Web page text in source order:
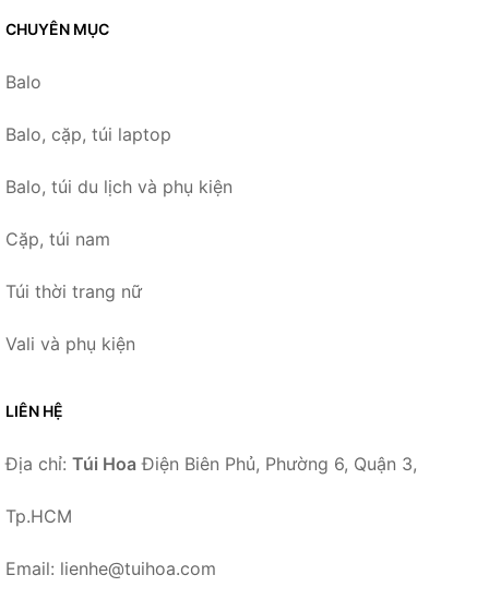
CHUYÊN MỤC
Balo
Balo, cặp, túi laptop
Balo, túi du lịch và phụ kiện
Cặp, túi nam
Túi thời trang nữ
Vali và phụ kiện
LIÊN HỆ
Địa chỉ: Túi Hoa Điện Biên Phủ, Phường 6, Quận 3,
Tp.HCM
Email: lienhe@tuihoa.com